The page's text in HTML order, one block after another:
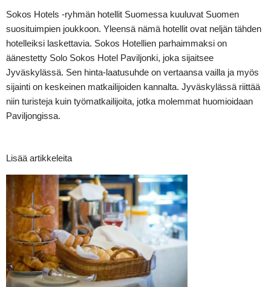
Sokos Hotels -ryhmän hotellit Suomessa kuuluvat Suomen
suosituimpien joukkoon. Yleensä nämä hotellit ovat neljän tähden
hotelleiksi laskettavia. Sokos Hotellien parhaimmaksi on
äänestetty Solo Sokos Hotel Paviljonki, joka sijaitsee
Jyväskylässä. Sen hinta-laatusuhde on vertaansa vailla ja myös
sijainti on keskeinen matkailijoiden kannalta. Jyväskylässä riittää
niin turisteja kuin työmatkailijoita, jotka molemmat huomioidaan
Paviljongissa.
Lisää artikkeleita